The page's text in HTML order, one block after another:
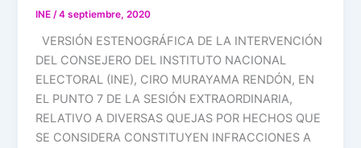
INE/4 septiembre, 2020
VERSIÓN ESTENOGRÁFICA DE LA INTERVENCIÓN
DEL CONSEJERO DEL INSTITUTO NACIONAL
ELECTORAL (INE), CIRO MURAYAMA RENDÓN, EN
EL PUNTO 7 DE LA SESIÓN EXTRAORDINARIA,
RELATIVO A DIVERSAS QUEJAS POR HECHOS QUE
SE CONSIDERA CONSTITUYEN INFRACCIONES A